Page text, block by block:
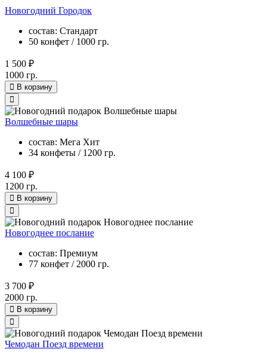
Новогодний Городок
состав: Стандарт
50 конфет / 1000 гр.
1 500 ₽
1000 гр.
В корзину
Волшебные шары
состав: Мега Хит
34 конфеты / 1200 гр.
4 100 ₽
1200 гр.
В корзину
Новогоднее послание
состав: Премиум
77 конфет / 2000 гр.
3 700 ₽
2000 гр.
В корзину
Чемодан Поезд времени